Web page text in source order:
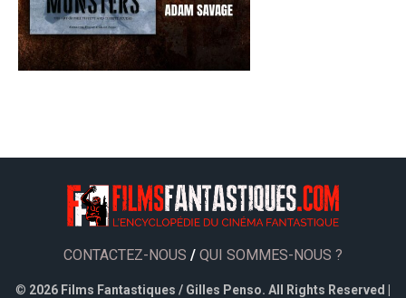
CONTACTEZ-NOUS / QUI SOMMES-NOUS ?
© 2026 Films Fantastiques / Gilles Penso. All Rights Reserved |